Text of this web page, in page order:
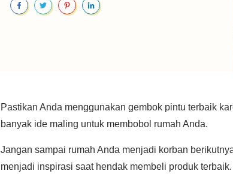
Pastikan Anda menggunakan gembok pintu terbaik
banyak ide maling untuk membobol rumah Anda.
Jangan sampai rumah Anda menjadi korban
menjadi inspirasi saat hendak membeli produk terbaik.